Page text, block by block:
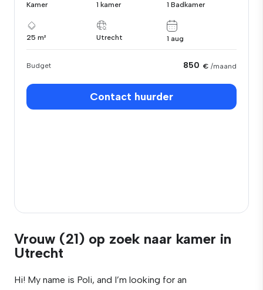
Kamer 1 kamer 1 Badkamer
25 m² Utrecht 1 aug
Budget 850 € /maand
Contact huurder
Vrouw (21) op zoek naar kamer in
Utrecht
Hi! My name is Poli, and I’m looking for an